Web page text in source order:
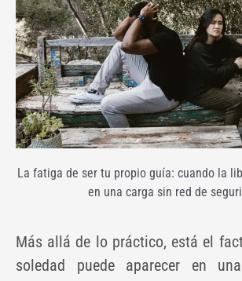
La fatiga de ser tu propio guía: cuando la
en una carga sin red de
Más allá de lo práctico, está el
soledad puede aparecer en